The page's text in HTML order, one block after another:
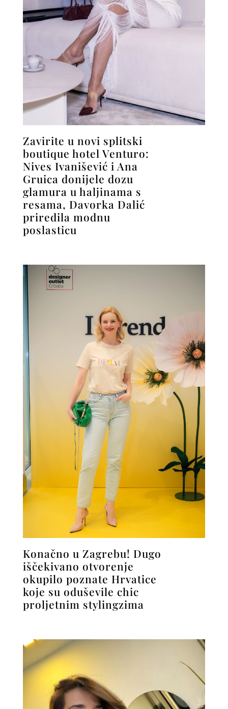
Zavirite u novi splitski
boutique hotel Venturo:
Nives Ivanišević i Ana
Gruica donijele dozu
glamura u haljinama s
resama, Davorka Dalić
priredila modnu
poslasticu
Konačno u Zagrebu! Dugo
iščekivano otvorenje
okupilo poznate Hrvatice
koje su oduševile chic
proljetnim stylingzima